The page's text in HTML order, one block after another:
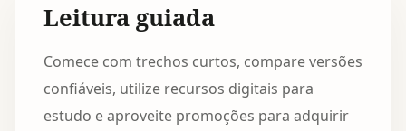
Leitura guiada
Comece com trechos curtos, compare versões
confiáveis, utilize recursos digitais para
estudo e aproveite promoções para adquirir